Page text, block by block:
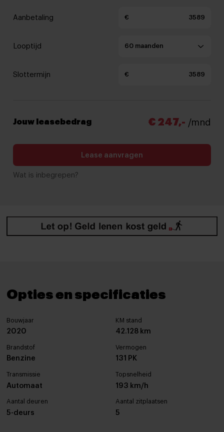
Aanbetaling €
Looptijd
Slottermijn €
Jouw leasebedrag € 247,- /mnd
Lease aanvragen
Wat is inbegrepen?
Opties en specificaties
Bouwjaar
2020
KM stand
42.128 km
Brandstof
Benzine
Vermogen
131 PK
Transmissie
Automaat
Topsnelheid
193 km/h
Aantal deuren
5-deurs
Aantal zitplaatsen
5